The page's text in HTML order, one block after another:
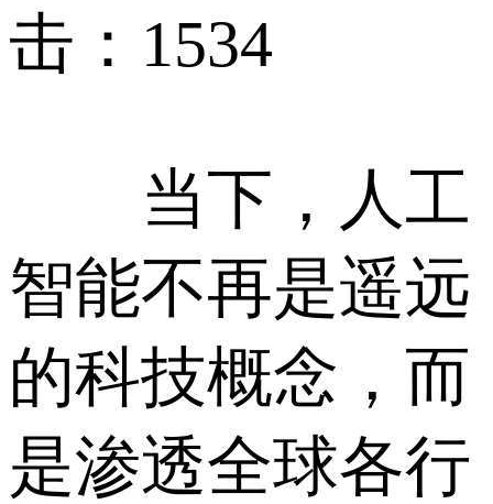
击：1534
当下，人工
智能不再是遥远
的科技概念，而
是渗透全球各行